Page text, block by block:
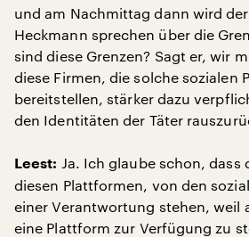
und am Nachmittag dann wird
Heckmann sprechen über die
sind diese Grenzen? Sagt er, wir
diese Firmen, die solche sozialen
bereitstellen, stärker dazu
den Identitäten der Täter
Leest: Ja. Ich glaube schon, dass
diesen Plattformen, von den
einer Verantwortung stehen, weil
eine Plattform zur Verfügung zu